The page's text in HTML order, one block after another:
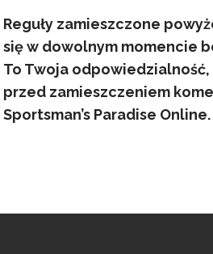
Reguły zamieszczone
się w dowolnym momencie
To Twoja odpowiedzialność,
przed zamieszczeniem
Sportsman’s Paradise Online.